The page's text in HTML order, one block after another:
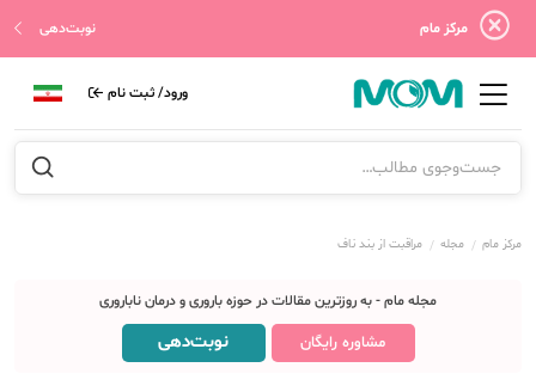
مرکز مام نوبت‌دهی
ورود/ ثبت نام
مرکز مام مجله مراقبت از بند ناف
مجله مام - به روزترین مقالات در حوزه باروری و درمان ناباروری
مشاوره رایگان نوبت‌دهی